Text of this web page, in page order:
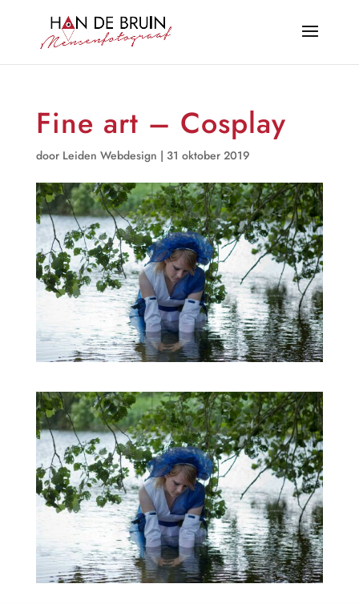
Fine art – Cosplay
door Leiden Webdesign | 31 oktober 2019